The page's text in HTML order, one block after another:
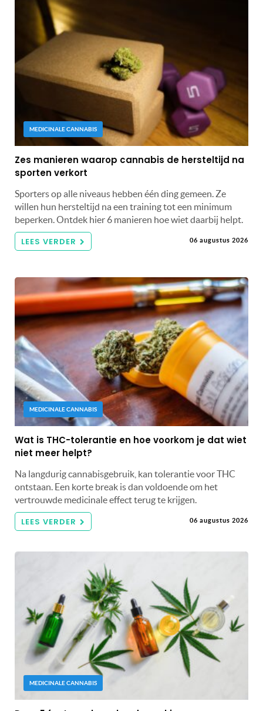
MEDICINALE CANNABIS
Zes manieren waarop cannabis de hersteltijd na
sporten verkort
Sporters op alle niveaus hebben één ding gemeen. Ze
willen hun hersteltijd na een training tot een minimum
beperken. Ontdek hier 6 manieren hoe wiet daarbij helpt.
LEES VERDER 06 augustus 2026
MEDICINALE CANNABIS
Wat is THC-tolerantie en hoe voorkom je dat wiet
niet meer helpt?
Na langdurig cannabisgebruik, kan tolerantie voor THC
ontstaan. Een korte break is dan voldoende om het
vertrouwde medicinale effect terug te krijgen.
LEES VERDER 06 augustus 2026
MEDICINALE CANNABIS